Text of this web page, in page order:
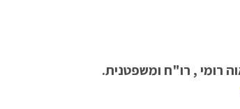
רומי , רו"ח ומשפטנית.